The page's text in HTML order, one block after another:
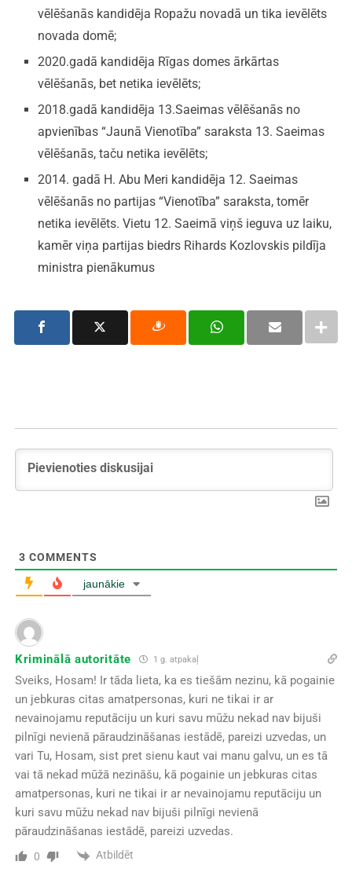
vēlēšanās kandidēja Ropažu novadā un tika ievēlēts
novada domē;
2020.gadā kandidēja Rīgas domes ārkārtas
vēlēšanās, bet netika ievēlēts;
2018.gadā kandidēja 13.Saeimas vēlēšanās no
apvienības “Jaunā Vienotība” saraksta 13. Saeimas
vēlēšanās, taču netika ievēlēts;
2014. gadā H. Abu Meri kandidēja 12. Saeimas
vēlēšanās no partijas “Vienotība” saraksta, tomēr
netika ievēlēts. Vietu 12. Saeimā viņš ieguva uz laiku,
kamēr viņa partijas biedrs Rihards Kozlovskis pildīja
ministra pienākumus
3 COMMENTS
jaunākie
Kriminālā autoritāte 1 g. atpakaļ
Sveiks, Hosam! Ir tāda lieta, ka es tiešām nezinu, kā pogainie
un jebkuras citas amatpersonas, kuri ne tikai ir ar
nevainojamu reputāciju un kuri savu mūžu nekad nav bijuši
pilnīgi nevienā pāraudzināšanas iestādē, pareizi uzvedas, un
vari Tu, Hosam, sist pret sienu kaut vai manu galvu, un es tā
vai tā nekad mūžā nezināšu, kā pogainie un jebkuras citas
amatpersonas, kuri ne tikai ir ar nevainojamu reputāciju un
kuri savu mūžu nekad nav bijuši pilnīgi nevienā
pāraudzināšanas iestādē, pareizi uzvedas.
0 Atbildēt